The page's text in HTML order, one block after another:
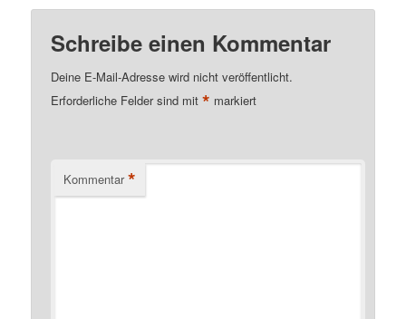
Schreibe einen Kommentar
Deine E-Mail-Adresse wird nicht veröffentlicht.
Erforderliche Felder sind mit* markiert
Kommentar *